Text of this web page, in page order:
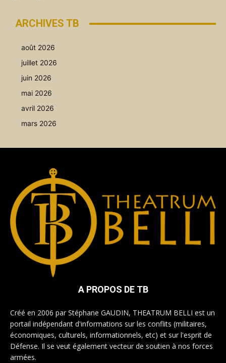
ARCHIVES TB
août 2026
juillet 2026
juin 2026
mai 2026
avril 2026
mars 2026
A PROPOS DE TB
Créé en 2006 par Stéphane GAUDIN, THEATRUM BELLI est un
portail indépendant d'informations sur les conflits (militaires,
économiques, culturels, informationnels, etc) et sur l'esprit de
Défense. Il se veut également vecteur de soutien à nos forces
armées.